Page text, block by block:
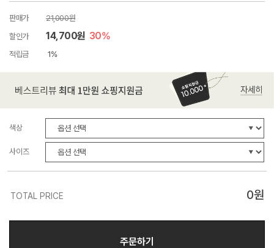
판매가
21,000원
할인가
14,700원 30%
적립금 1%
색상
사이즈
TOTAL PRICE 0원
주문하기